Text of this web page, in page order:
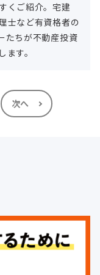
くご紹介。宅建
士など有資格者の
たちが不動産投資
す。
次へ